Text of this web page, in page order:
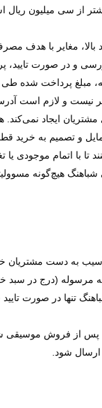
از سی میلیون ریال
مغایر با هدف
و در صورت تایید،
طی 24 الی 48 ساعت کاری به
نیست و لازم است
ایجاد نمی‌کند.
و تصمیم به خرید
اتمام موجودی یا
هیچ‌گونه
به دست مشتریان
مرسوله (درج در
تنها در صورت
تحویل سفارش به خدمات
شود.